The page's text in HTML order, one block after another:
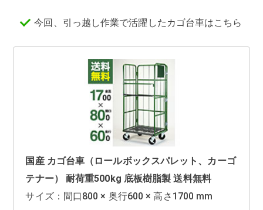
今回、引っ越し作業で活躍したカゴ台車はこちら
国産 カゴ台車（ロールボックスパレット、カーゴ
テナー） 耐荷重500kg 底板樹脂製 送料無料
サイズ：間口800 × 奥行600 × 高さ1700 mm